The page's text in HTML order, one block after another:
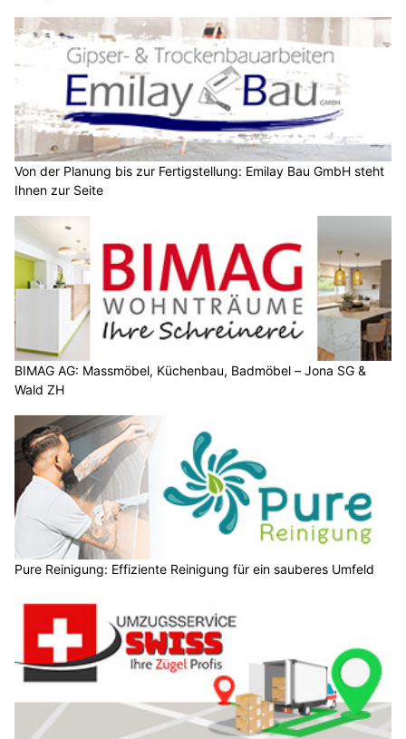
Von der Planung bis zur Fertigstellung: Emilay Bau GmbH steht
Ihnen zur Seite
BIMAG AG: Massmöbel, Küchenbau, Badmöbel – Jona SG &
Wald ZH
Pure Reinigung: Effiziente Reinigung für ein sauberes Umfeld